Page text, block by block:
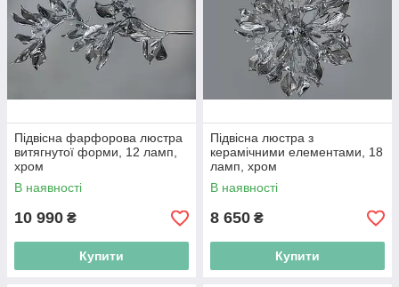
Підвісна фарфорова люстра
витягнутої форми, 12 ламп,
хром
В наявності
10 990 ₴
Купити
Підвісна люстра з
керамічними елементами, 18
ламп, хром
В наявності
8 650 ₴
Купити